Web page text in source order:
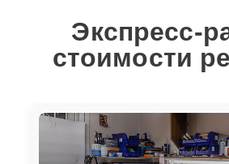
Экспресс-
стоимости